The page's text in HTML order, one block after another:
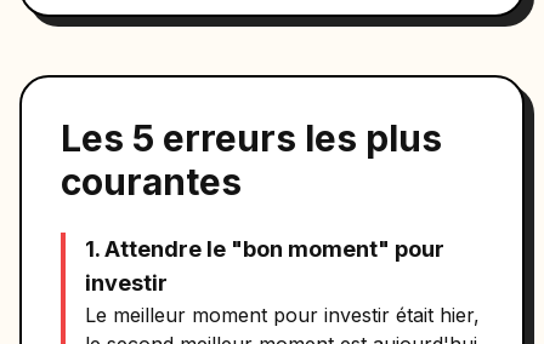
Les 5 erreurs les plus
courantes
1. Attendre le "bon moment" pour
investir
Le meilleur moment pour investir était hier,